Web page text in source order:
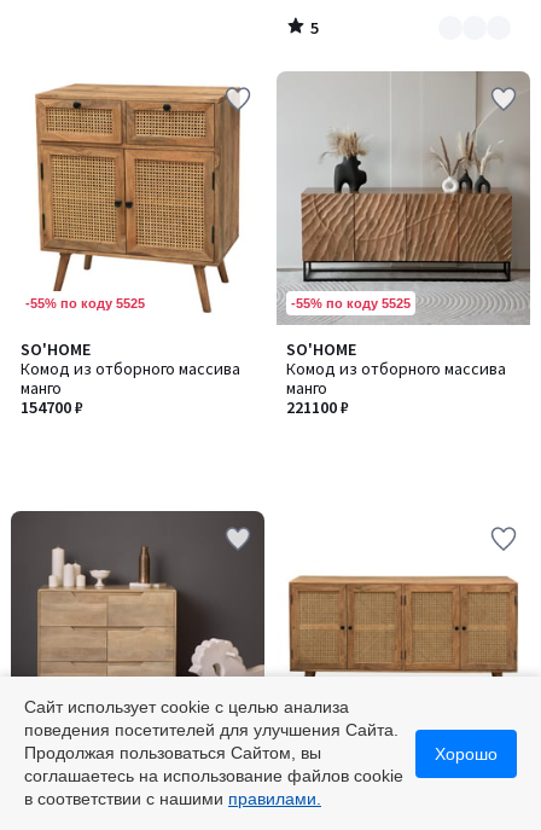
5
/
-55% по коду 5525
SO'HOME
Комод из отборного массива
манго
154700 ₽
-55% по коду 5525
SO'HOME
Комод из отборного массива
манго
221100 ₽
-55% по коду 5525
SO'HOME
Комод из отборного массива
5
/
SO'HOME
Комод из отборного массива
Сайт использует cookie с целью анализа
поведения посетителей для улучшения Сайта.
Продолжая пользоваться Сайтом, вы
соглашаетесь на использование файлов cookie
в соответствии с нашими правилами.
Хорошо